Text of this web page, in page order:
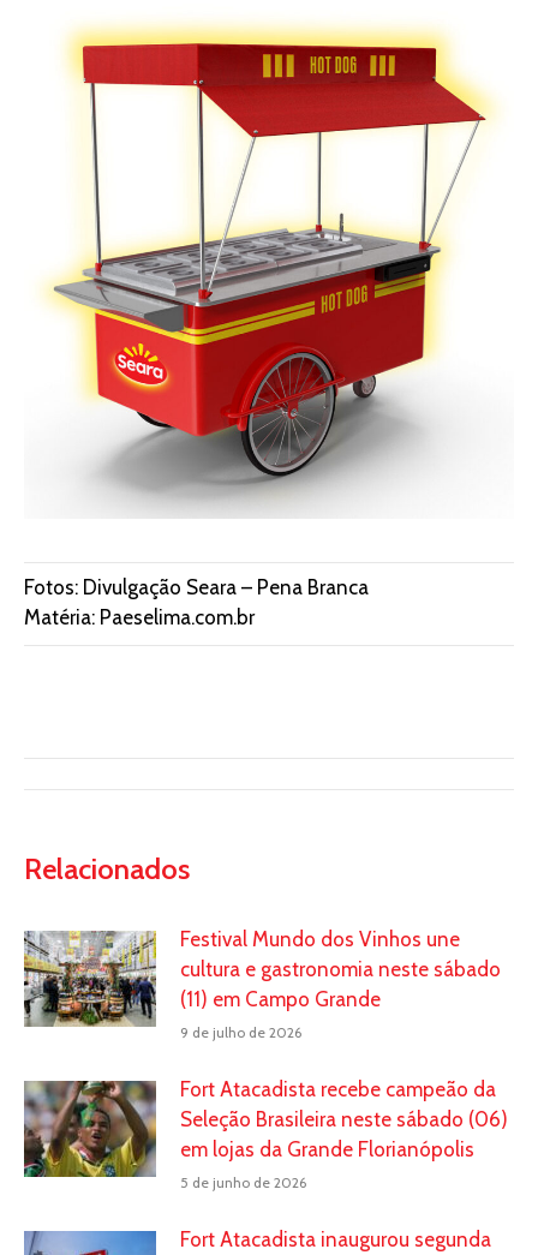
Fotos: Divulgação Seara – Pena Branca
Matéria: Paeselima.com.br
Relacionados
Festival Mundo dos Vinhos une
cultura e gastronomia neste sábado
(11) em Campo Grande
9 de julho de 2026
Fort Atacadista recebe campeão da
Seleção Brasileira neste sábado (06)
em lojas da Grande Florianópolis
5 de junho de 2026
Fort Atacadista inaugurou segunda